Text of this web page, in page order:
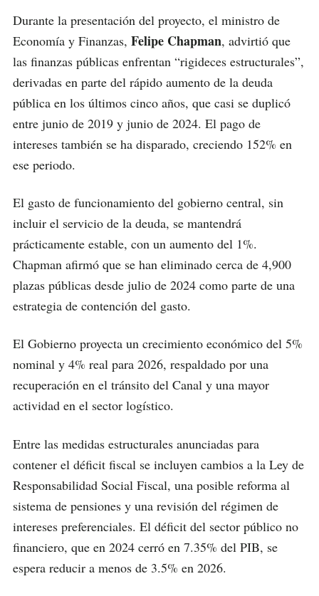
Durante la presentación del proyecto, el ministro de
Economía y Finanzas, Felipe Chapman, advirtió que
las finanzas públicas enfrentan “rigideces estructurales”,
derivadas en parte del rápido aumento de la deuda
pública en los últimos cinco años, que casi se duplicó
entre junio de 2019 y junio de 2024. El pago de
intereses también se ha disparado, creciendo 152% en
ese periodo.
El gasto de funcionamiento del gobierno central, sin
incluir el servicio de la deuda, se mantendrá
prácticamente estable, con un aumento del 1%.
Chapman afirmó que se han eliminado cerca de 4,900
plazas públicas desde julio de 2024 como parte de una
estrategia de contención del gasto.
El Gobierno proyecta un crecimiento económico del 5%
nominal y 4% real para 2026, respaldado por una
recuperación en el tránsito del Canal y una mayor
actividad en el sector logístico.
Entre las medidas estructurales anunciadas para
contener el déficit fiscal se incluyen cambios a la Ley de
Responsabilidad Social Fiscal, una posible reforma al
sistema de pensiones y una revisión del régimen de
intereses preferenciales. El déficit del sector público no
financiero, que en 2024 cerró en 7.35% del PIB, se
espera reducir a menos de 3.5% en 2026.